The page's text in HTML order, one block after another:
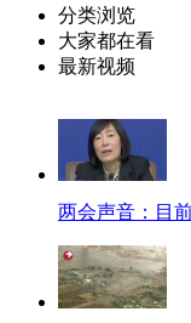
分类浏览
大家都在看
最新视频
两会声音：目